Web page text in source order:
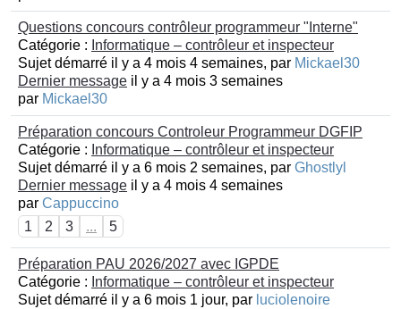
Questions concours contrôleur programmeur "Interne"
Catégorie : Informatique – contrôleur et inspecteur
Sujet démarré il y a 4 mois 4 semaines, par Mickael30
Dernier message il y a 4 mois 3 semaines
par Mickael30
Préparation concours Controleur Programmeur DGFIP
Catégorie : Informatique – contrôleur et inspecteur
Sujet démarré il y a 6 mois 2 semaines, par Ghostlyl
Dernier message il y a 4 mois 4 semaines
par Cappuccino
1
2 3 ... 5
Préparation PAU 2026/2027 avec IGPDE
Catégorie : Informatique – contrôleur et inspecteur
Sujet démarré il y a 6 mois 1 jour, par luciolenoire